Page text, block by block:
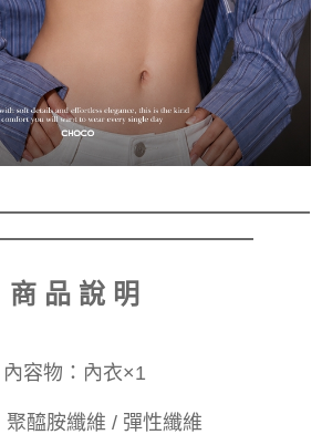
商 品 說 明
內容物： 內衣×1
聚醯胺纖維 / 彈性纖維